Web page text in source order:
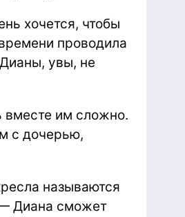
хочется, чтобы
проводила
увы, не
вместе им сложно.
с дочерью,
называются
— Диана сможет